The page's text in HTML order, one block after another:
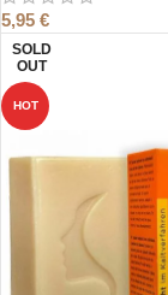
5,95 €
SOLD
OUT
HOT